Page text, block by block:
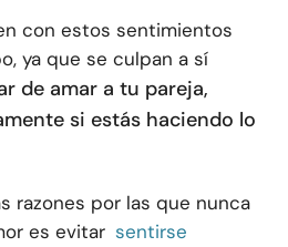
con estos sentimientos
ya que se culpan a sí
de amar a tu pareja,
si estás haciendo lo
razones por las que nunca
es evitar sentirse